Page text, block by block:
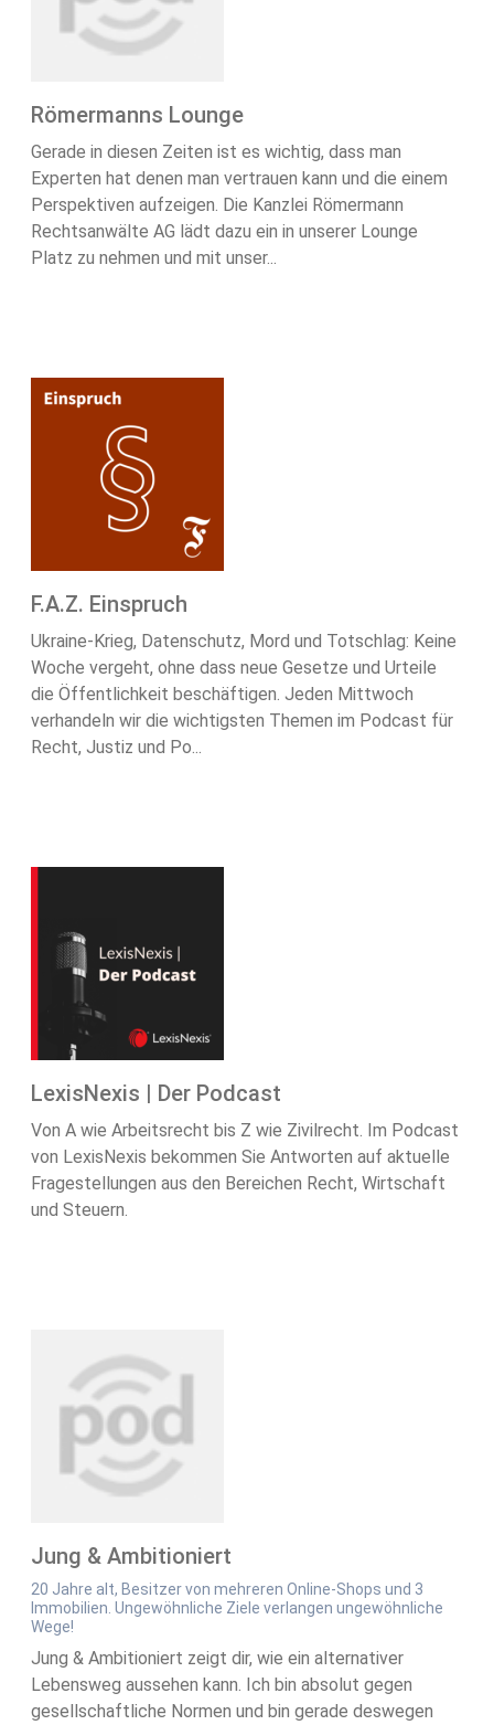
Römermanns Lounge
Gerade in diesen Zeiten ist es wichtig, dass man
Experten hat denen man vertrauen kann und die einem
Perspektiven aufzeigen. Die Kanzlei Römermann
Rechtsanwälte AG lädt dazu ein in unserer Lounge
Platz zu nehmen und mit unser...
F.A.Z. Einspruch
Ukraine-Krieg, Datenschutz, Mord und Totschlag: Keine
Woche vergeht, ohne dass neue Gesetze und Urteile
die Öffentlichkeit beschäftigen. Jeden Mittwoch
verhandeln wir die wichtigsten Themen im Podcast für
Recht, Justiz und Po...
LexisNexis | Der Podcast
Von A wie Arbeitsrecht bis Z wie Zivilrecht. Im Podcast
von LexisNexis bekommen Sie Antworten auf aktuelle
Fragestellungen aus den Bereichen Recht, Wirtschaft
und Steuern.
Jung & Ambitioniert
20 Jahre alt, Besitzer von mehreren Online-Shops und 3
Immobilien. Ungewöhnliche Ziele verlangen ungewöhnliche
Wege!
Jung & Ambitioniert zeigt dir, wie ein alternativer
Lebensweg aussehen kann. Ich bin absolut gegen
gesellschaftliche Normen und bin gerade deswegen